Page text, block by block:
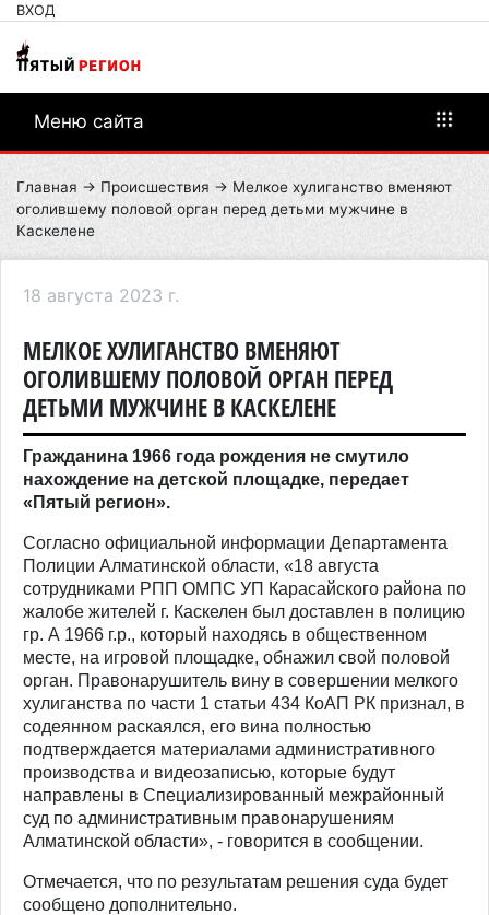
ВХОД
Меню сайта
Главная → Происшествия → Мелкое хулиганство вменяют
оголившему половой орган перед детьми мужчине в
Каскелене
18 августа 2023 г.
МЕЛКОЕ ХУЛИГАНСТВО ВМЕНЯЮТ
ОГОЛИВШЕМУ ПОЛОВОЙ ОРГАН ПЕРЕД
ДЕТЬМИ МУЖЧИНЕ В КАСКЕЛЕНЕ
Гражданина 1966 года рождения не смутило
нахождение на детской площадке, передает
«Пятый регион».
Согласно официальной информации Департамента
Полиции Алматинской области, «18 августа
сотрудниками РПП ОМПС УП Карасайского района по
жалобе жителей г. Каскелен был доставлен в полицию
гр. А 1966 г.р., который находясь в общественном
месте, на игровой площадке, обнажил свой половой
орган. Правонарушитель вину в совершении мелкого
хулиганства по части 1 статьи 434 КоАП РК признал, в
содеянном раскаялся, его вина полностью
подтверждается материалами административного
производства и видеозаписью, которые будут
направлены в Специализированный межрайонный
суд по административным правонарушениям
Алматинской области», - говорится в сообщении.
Отмечается, что по результатам решения суда будет
сообщено дополнительно.